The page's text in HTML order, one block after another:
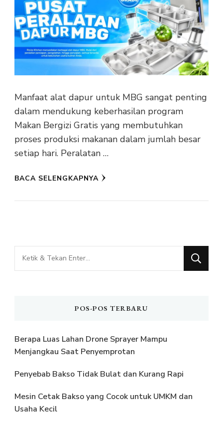
Manfaat alat dapur untuk MBG sangat penting
dalam mendukung keberhasilan program
Makan Bergizi Gratis yang membutuhkan
proses produksi makanan dalam jumlah besar
setiap hari. Peralatan …
BACA SELENGKAPNYA
Mencari
Sesuatu?
POS-POS TERBARU
Berapa Luas Lahan Drone Sprayer Mampu
Menjangkau Saat Penyemprotan
Penyebab Bakso Tidak Bulat dan Kurang Rapi
Mesin Cetak Bakso yang Cocok untuk UMKM dan
Usaha Kecil